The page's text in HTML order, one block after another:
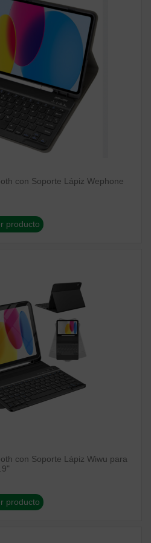
con Soporte Lápiz Wephone
producto
con Soporte Lápiz Wiwu para
producto